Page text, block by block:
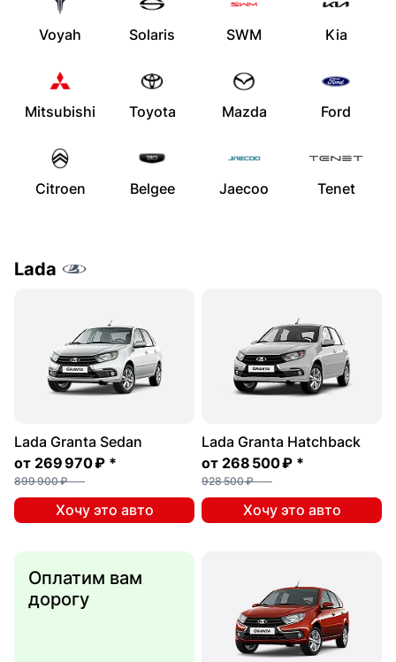
Voyah Solaris SWM Kia
Mitsubishi Toyota Mazda Ford
Citroen Belgee Jaecoo Tenet
Lada
Lada Granta Sedan
от 269 970 ₽ *
899 900 ₽
Хочу это авто
Lada Granta Hatchback
от 268 500 ₽ *
928 500 ₽
Хочу это авто
Оплатим вам
дорогу